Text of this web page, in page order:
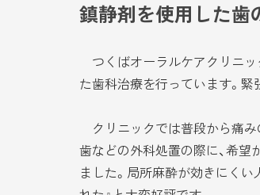
鎮静剤を使用した歯
つくばオーラルケアクリニッ
た歯科治療を行っています。緊
クリニックでは普段から痛み
歯などの外科処置の際に、希
ました。局所麻酔が効きにく